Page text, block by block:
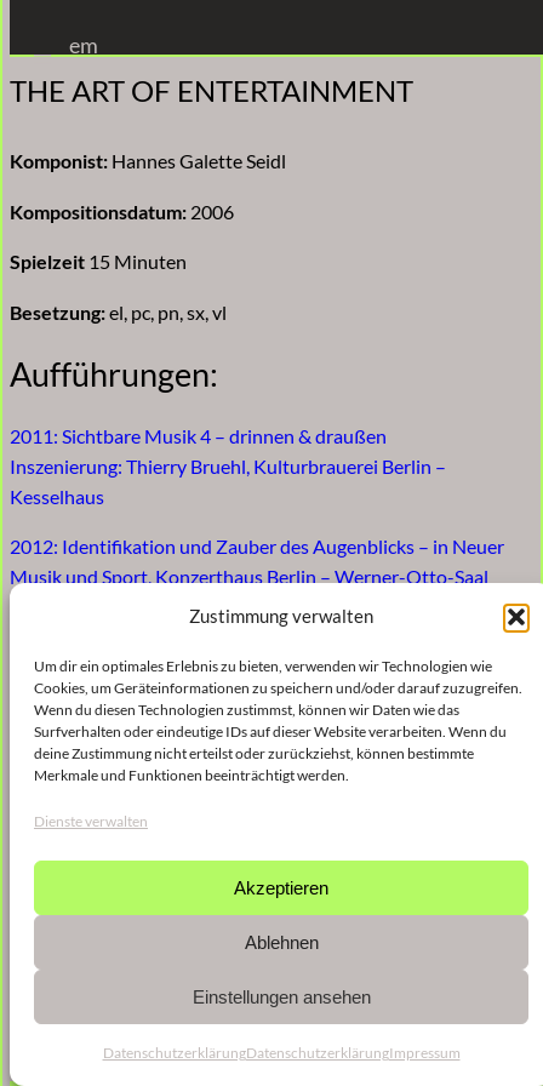
Zustimmung verwalten
Um dir ein optimales Erlebnis zu bieten, verwenden wir Technologien wie
Cookies, um Geräteinformationen zu speichern und/oder darauf zuzugreifen.
Wenn du diesen Technologien zustimmst, können wir Daten wie das
Surfverhalten oder eindeutige IDs auf dieser Website verarbeiten. Wenn du
deine Zustimmung nicht erteilst oder zurückziehst, können bestimmte
Merkmale und Funktionen beeinträchtigt werden.
Dienste verwalten
Akzeptieren
Ablehnen
Einstellungen ansehen
DatenschutzerklärungDatenschutzerklärungImpressum
Inhalt
springen
em
THE ART OF ENTERTAINMENT
Komponist: Hannes Galette Seidl
Kompositionsdatum: 2006
Spielzeit 15 Minuten
Besetzung:el, pc, pn, sx, vl
Aufführungen:
2011: Sichtbare Musik 4 – drinnen & draußen
Inszenierung: Thierry Bruehl, Kulturbrauerei Berlin –
Kesselhaus
2012: Identifikation und Zauber des Augenblicks – in Neuer
Musik und Sport, Konzerthaus Berlin – Werner-Otto-Saal